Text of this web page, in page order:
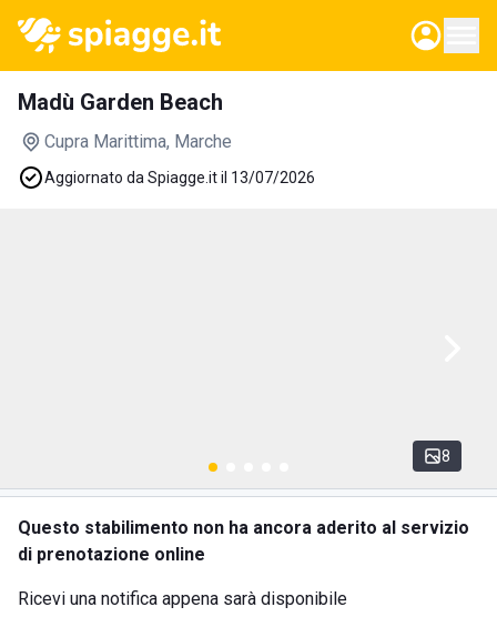
Madù Garden Beach
Cupra Marittima, Marche
Aggiornato da Spiagge.it il 13/07/2026
8
Questo stabilimento non ha ancora aderito al servizio
di prenotazione online
Ricevi una notifica appena sarà disponibile